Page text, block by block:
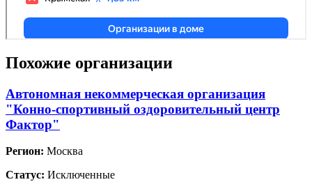
Похожие организации
Автономная некоммерческая организация
"Конно-спортивный оздоровительный центр
Фактор"
Регион: Москва
Статус: Исключенные